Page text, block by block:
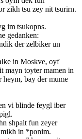
zikh tsu zey nit tsurirn.
im tsukopns.
gedanken:
der zelbiker un
in Moskve, oyf
mayn toyter mamen in
bay der mume
vi blinde feygl iber
shpalt fun zeyer
mikh in *ponim.